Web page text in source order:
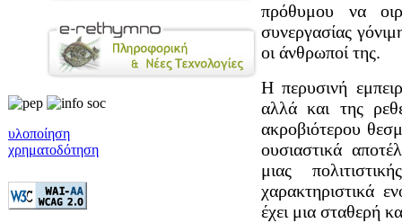
υλοποίηση
χρηματοδότηση
πρόθυμου να
συνεργασίας
οι άνθρωποί της.
Η περυσινή
αλλά και της
ακροβιότερου
ουσιαστικά
μιας
χαρακτηριστικά
έχει μια σταθερή